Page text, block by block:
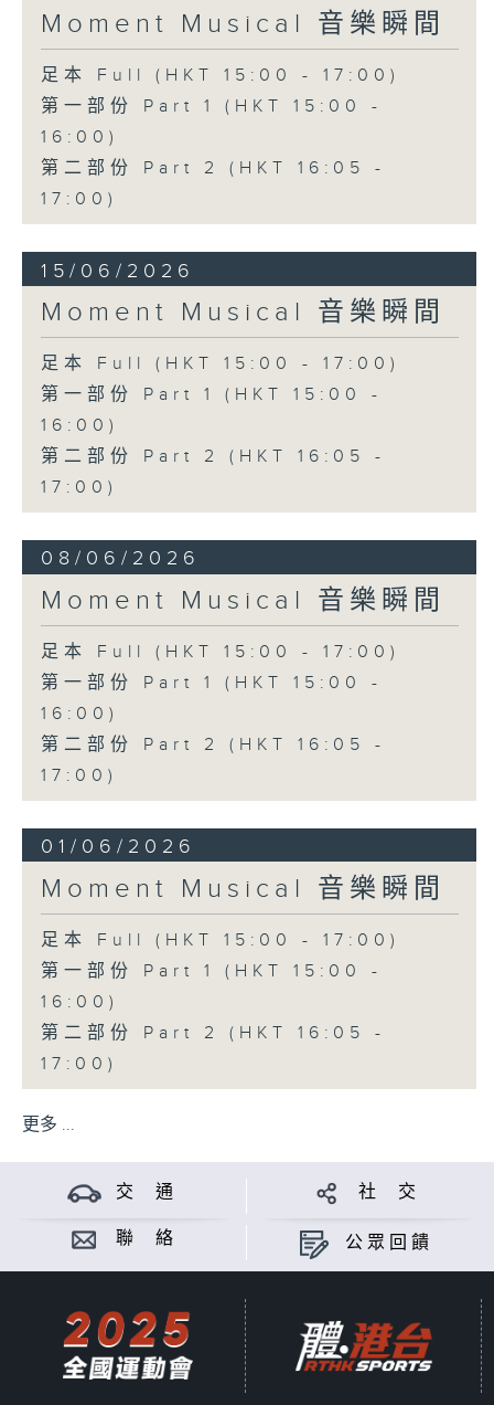
Moment Musical 音樂瞬間
足本 Full (HKT 15:00 - 17:00)
第一部份 Part 1 (HKT 15:00 -
16:00)
第二部份 Part 2 (HKT 16:05 -
17:00)
15/06/2026
Moment Musical 音樂瞬間
足本 Full (HKT 15:00 - 17:00)
第一部份 Part 1 (HKT 15:00 -
16:00)
第二部份 Part 2 (HKT 16:05 -
17:00)
08/06/2026
Moment Musical 音樂瞬間
足本 Full (HKT 15:00 - 17:00)
第一部份 Part 1 (HKT 15:00 -
16:00)
第二部份 Part 2 (HKT 16:05 -
17:00)
01/06/2026
Moment Musical 音樂瞬間
足本 Full (HKT 15:00 - 17:00)
第一部份 Part 1 (HKT 15:00 -
16:00)
第二部份 Part 2 (HKT 16:05 -
17:00)
更多 ...
交 通 社 交
聯 絡 公眾回饋